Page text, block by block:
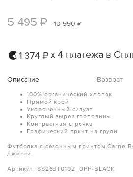
5 495 ₽ 10 990 ₽
1 374 ₽ х 4 платежа в
Описание Возврат
100% органический хлопок
Прямой крой
Укороченный силуэт
Круглый вырез горловины
Контрастная строчка
Графический принт на груди
Футболка с сезонным принтом Carne
джерси.
Артикул: SS26BT0102_OFF-BLACK